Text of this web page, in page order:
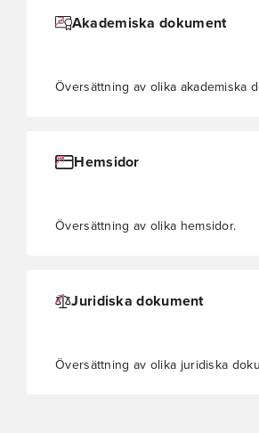
Akademiska dokument
Översättning av olika akademiska
Hemsidor
Översättning av olika hemsidor.
Juridiska dokument
Översättning av olika juridiska